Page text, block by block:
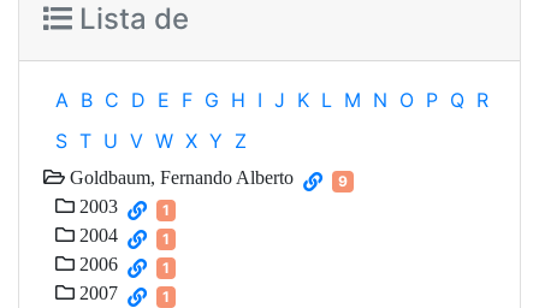
Lista de
A B C D E F G H I J K L M N O P Q R
S T U V W X Y Z
Goldbaum, Fernando Alberto 9
2003 1
2004 1
2006 1
2007 1